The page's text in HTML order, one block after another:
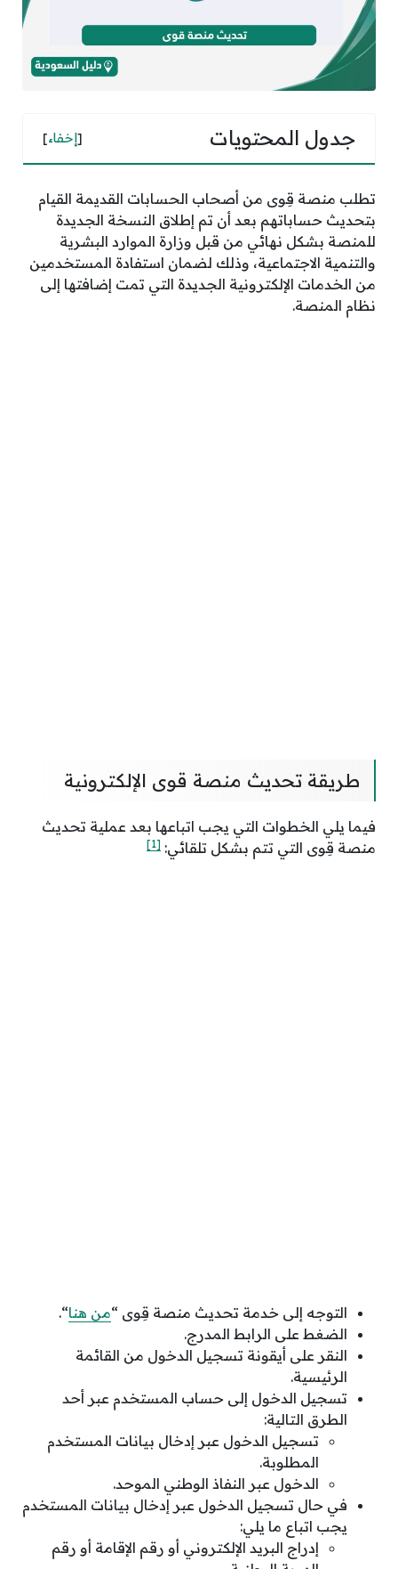
جدول المحتويات [إخفاء]
تطلب منصة قِوى من أصحاب الحسابات القديمة القيام
بتحديث حساباتهم بعد أن تم إطلاق النسخة الجديدة
للمنصة بشكل نهائي من قبل وزارة الموارد البشرية
والتنمية الاجتماعية، وذلك لضمان استفادة المستخدمين
من الخدمات الإلكترونية الجديدة التي تمت إضافتها إلى
نظام المنصة.
طريقة تحديث منصة قوى الإلكترونية
فيما يلي الخطوات التي يجب اتباعها بعد عملية تحديث
منصة قِوى التي تتم بشكل تلقائي: [1]
التوجه إلى خدمة تحديث منصة قِوى “من هنا“.
الضغط على الرابط المدرج.
النقر على أيقونة تسجيل الدخول من القائمة
الرئيسية.
تسجيل الدخول إلى حساب المستخدم عبر أحد
الطرق التالية:
تسجيل الدخول عبر إدخال بيانات المستخدم
المطلوبة.
الدخول عبر النفاذ الوطني الموحد.
في حال تسجيل الدخول عبر إدخال بيانات المستخدم
يجب اتباع ما يلي:
إدراج البريد الإلكتروني أو رقم الإقامة أو رقم